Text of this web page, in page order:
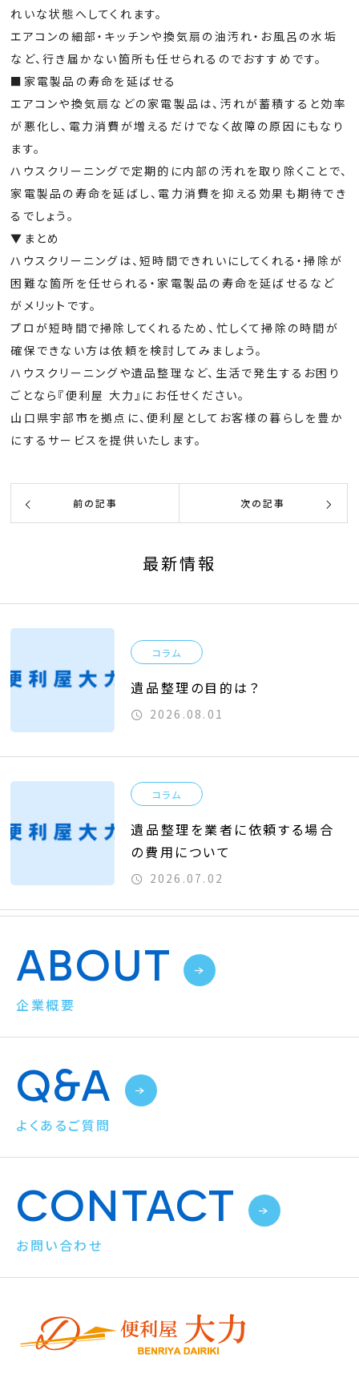
れいな状態へしてくれます。
エアコンの細部・キッチンや換気扇の油汚れ・お風呂の水垢
など、行き届かない箇所も任せられるのでおすすめです。
■家電製品の寿命を延ばせる
エアコンや換気扇などの家電製品は、汚れが蓄積すると効率
が悪化し、電力消費が増えるだけでなく故障の原因にもなり
ます。
ハウスクリーニングで定期的に内部の汚れを取り除くことで、
家電製品の寿命を延ばし、電力消費を抑える効果も期待でき
るでしょう。
▼まとめ
ハウスクリーニングは、短時間できれいにしてくれる・掃除が
困難な箇所を任せられる・家電製品の寿命を延ばせるなど
がメリットです。
プロが短時間で掃除してくれるため、忙しくて掃除の時間が
確保できない方は依頼を検討してみましょう。
ハウスクリーニングや遺品整理など、生活で発生するお困り
ごとなら『便利屋 大力』にお任せください。
山口県宇部市を拠点に、便利屋としてお客様の暮らしを豊か
にするサービスを提供いたします。
前の記事 次の記事
最新情報
コラム
遺品整理の目的は？
2026.08.01
コラム
遺品整理を業者に依頼する場合
の費用について
2026.07.02
ABOUT
企業概要
Q&A
よくあるご質問
CONTACT
お問い合わせ